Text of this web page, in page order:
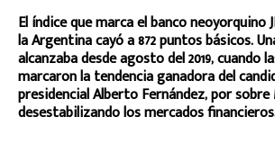
El índice que marca el banco neoyorquino
la Argentina cayó a 872 puntos básicos.
alcanzaba desde agosto del 2019, cuando
marcaron la tendencia ganadora del
presidencial Alberto Fernández, por
desestabilizando los mercados